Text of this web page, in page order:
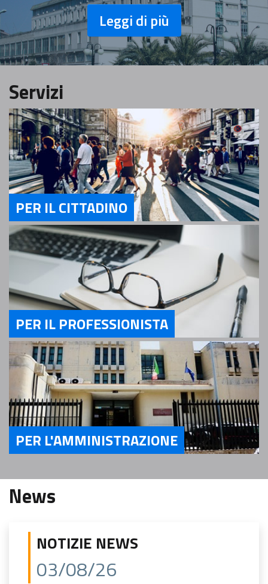
Leggi di più
Servizi
Servizi Per il cittadino
PER IL CITTADINO
Servizi Per il Professionista
PER IL PROFESSIONISTA
PER L'AMMINISTRAZIONE
News
NOTIZIE NEWS
03/08/26